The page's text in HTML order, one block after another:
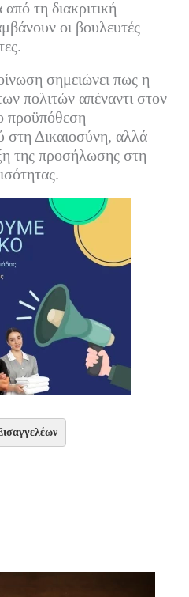
τη διακριτική
οι βουλευτές
σημειώνει πως η
πολιτών απέναντι στον
προϋπόθεση
στη Δικαιοσύνη, αλλά
της προσήλωσης στη